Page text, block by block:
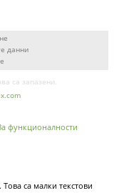
данни
са запазени.
функционалности
са малки текстови